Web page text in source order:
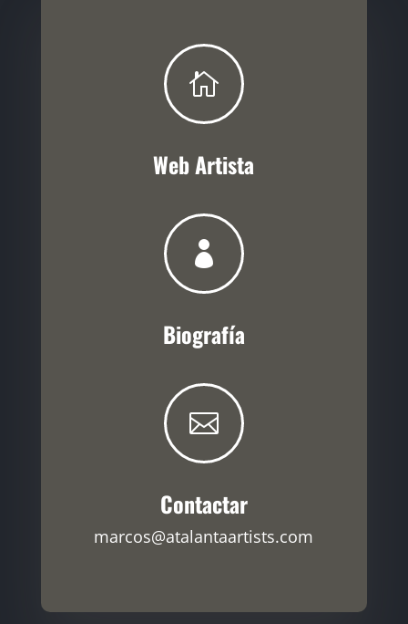

Web Artista

Biografía

Contactar
marcos@atalantaartists.com